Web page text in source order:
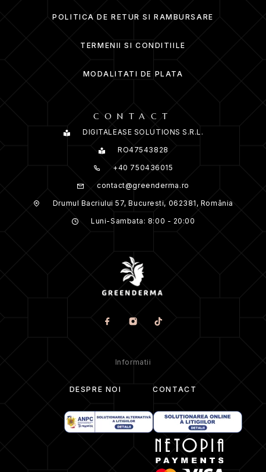
POLITICA DE RETUR SI RAMBURSARE
TERMENII SI CONDITIILE
MODALITATI DE PLATA
CONTACT
DIGITALEASE SOLUTIONS S.R.L.
RO47543828
+40 750436015
contact@greenderma.ro
Drumul Bacriului 57, Bucuresti, 062381, România
Luni-Sambata: 8:00 - 20:00
Informatii
DESPRE NOI CONTACT